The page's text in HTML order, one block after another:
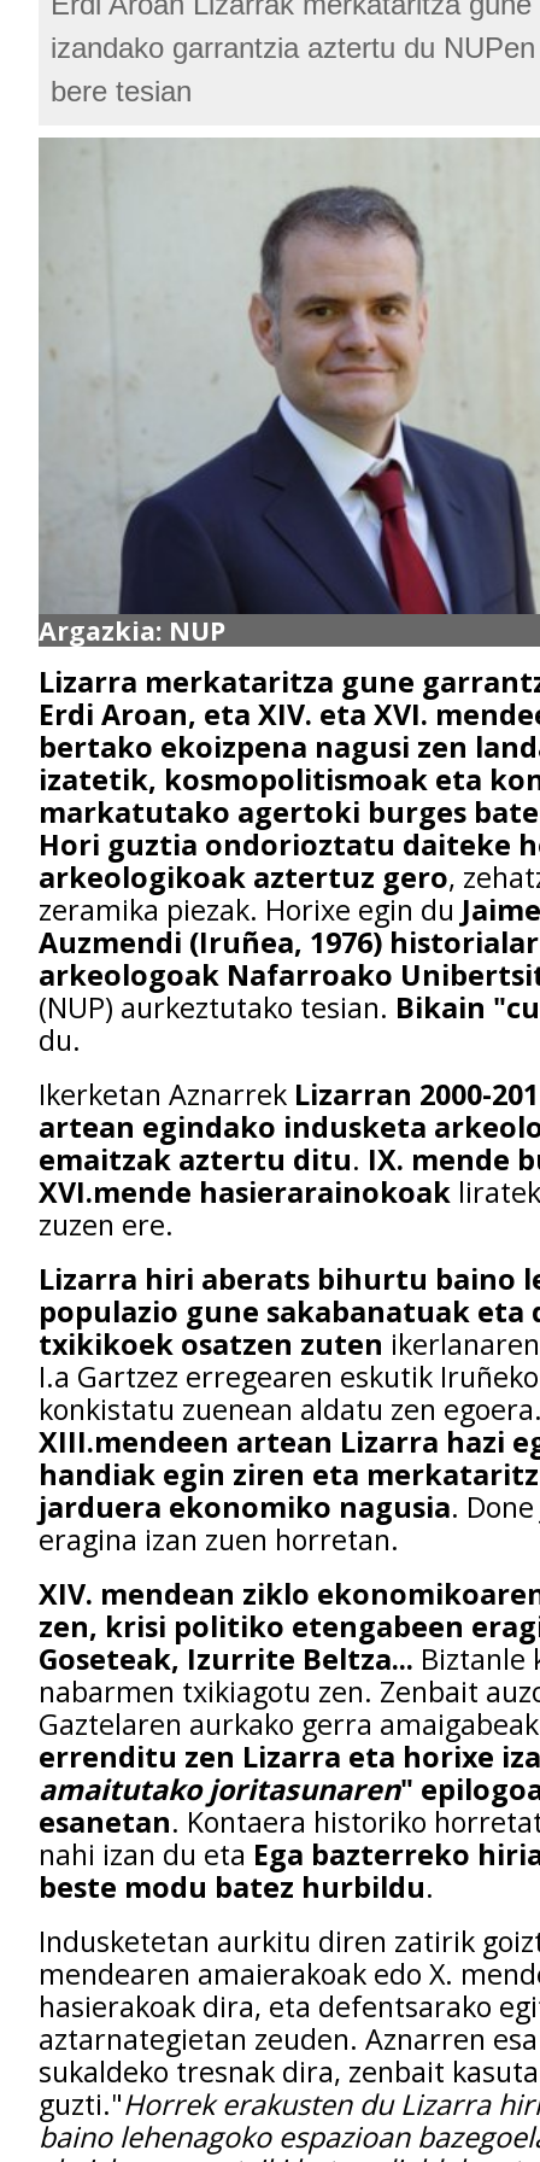
izandako garrantzia aztertu du
bere tesian
Argazkia: NUP
Lizarra merkataritza gune
Erdi Aroan, eta XIV. eta XVI.
bertako ekoizpena nagusi zen
izatetik, kosmopolitismoak eta
markatutako agertoki burges
Hori guztia ondorioztatu daiteke
arkeologikoak aztertuz gero,
zeramika piezak. Horixe egin du
Auzmendi (Iruñea, 1976)
arkeologoak Nafarroako
(NUP) aurkeztutako tesian. Bikain
du.
Ikerketan Aznarrek Lizarran 2000-
artean egindako indusketa
emaitzak aztertu ditu. IX. mende
XVI.mende hasierarainokoak
zuzen ere.
Lizarra hiri aberats bihurtu baino
populazio gune sakabanatuak
txikikoek osatzen zuten
I.a Gartzez erregearen eskutik
konkistatu zuenean aldatu zen
XIII.mendeen artean Lizarra hazi
handiak egin ziren eta
jarduera ekonomiko nagusia.
eragina izan zuen horretan.
XIV. mendean ziklo
zen, krisi politiko etengabeen
Goseteak, Izurrite Beltza... Biztanle
nabarmen txikiagotu zen. Zenbait
Gaztelaren aurkako gerra
errenditu zen Lizarra eta horixe
amaitutako joritasunaren"
esanetan. Kontaera historiko
nahi izan du eta Ega bazterreko
beste modu batez hurbildu.
Indusketetan aurkitu diren zatirik
mendearen amaierakoak edo X.
hasierakoak dira, eta defentsarako
aztarnategietan zeuden. Aznarren
sukaldeko tresnak dira, zenbait
guzti."Horrek erakusten du Lizarra
baino lehenagoko espazioan